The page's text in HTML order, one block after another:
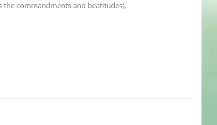
the commandments and beatitudes).